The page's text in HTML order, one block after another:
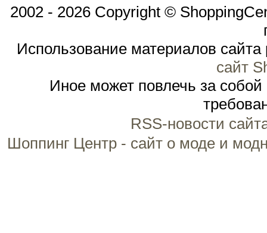
2002 - 2026 Copyright ©
Использование материалов
сайт
Иное может повлечь за
RSS-новости
Шоппинг Центр - сайт о моде и